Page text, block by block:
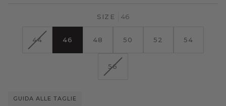
SIZE 46
44VARIANTE
46 48 50 52 54
56VARIANTE
GUIDA ALLE TAGLIE